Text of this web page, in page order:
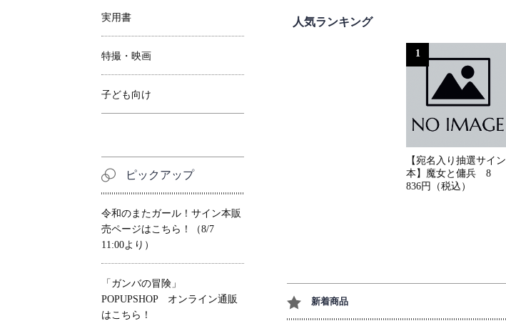
人気ランキング
1
【宛名入り抽選サイン
本】魔女と傭兵 8
836円（税込）
新着商品
実用書
特撮・映画
子ども向け
ピックアップ
令和のまたガール！サイン本販
売ページはこちら！（8/7
11:00より）
「ガンバの冒険」
POPUPSHOP オンライン通販
はこちら！